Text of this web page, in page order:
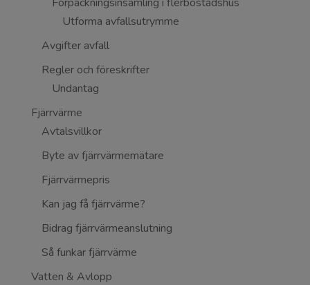
Utforma avfallsutrymme
Avgifter avfall
Regler och föreskrifter
Undantag
Fjärrvärme
Avtalsvillkor
Byte av fjärrvärmemätare
Fjärrvärmepris
Kan jag få fjärrvärme?
Bidrag fjärrvärmeanslutning
Så funkar fjärrvärme
Vatten & Avlopp